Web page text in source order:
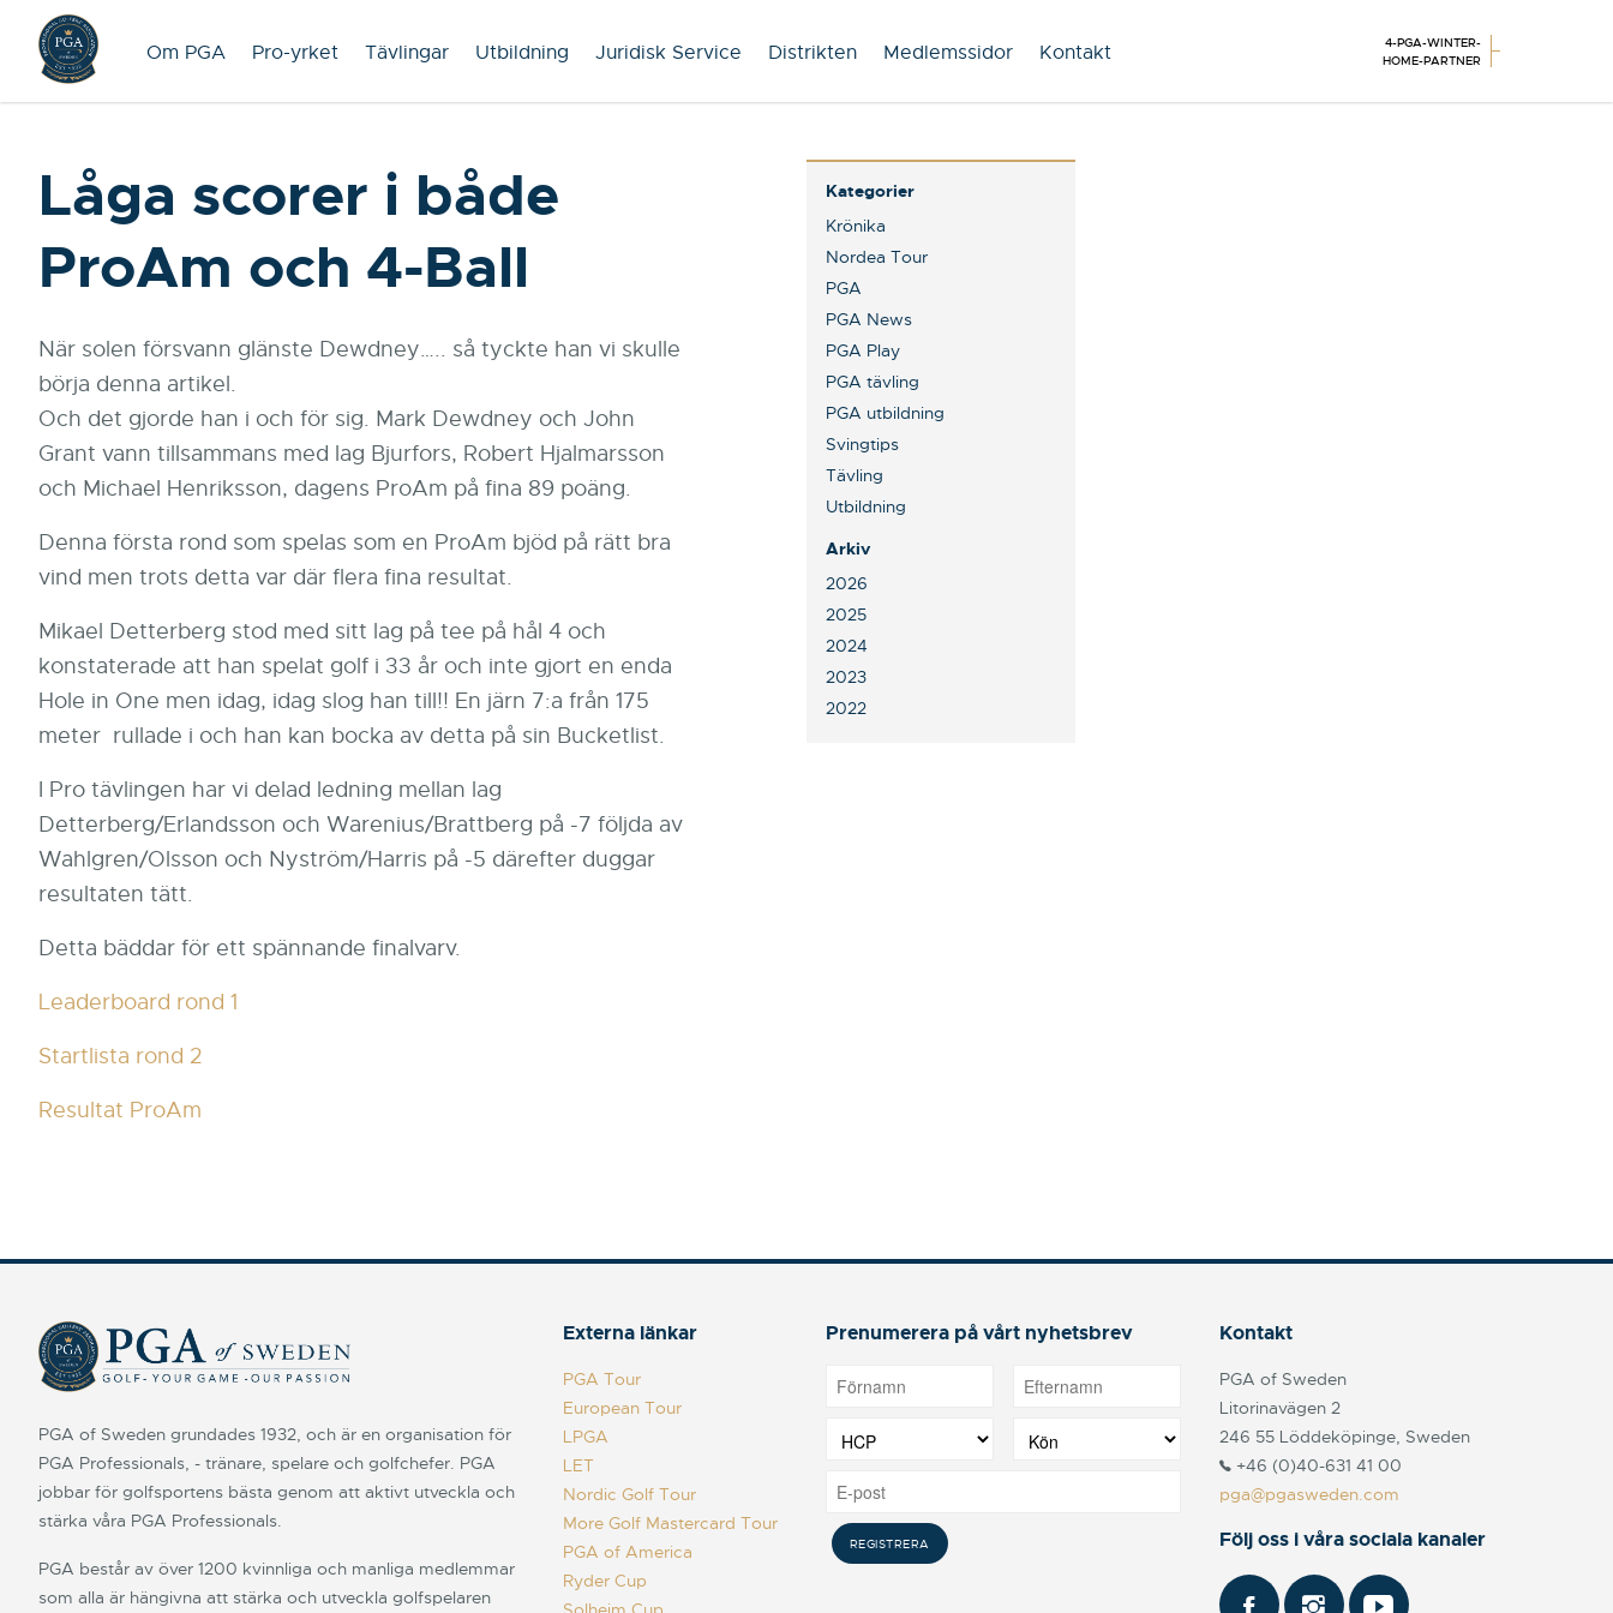
Om PGA Pro-yrket Tävlingar Utbildning Juridisk Service Distrikten Medlemssidor Kontakt
4-PGA-WINTER-
HOME-PARTNER
Låga scorer i både
ProAm och 4-Ball
När solen försvann glänste Dewdney….. så tyckte han vi skulle
börja denna artikel.
Och det gjorde han i och för sig. Mark Dewdney och John
Grant vann tillsammans med lag Bjurfors, Robert Hjalmarsson
och Michael Henriksson, dagens ProAm på fina 89 poäng.
Denna första rond som spelas som en ProAm bjöd på rätt bra
vind men trots detta var där flera fina resultat.
Mikael Detterberg stod med sitt lag på tee på hål 4 och
konstaterade att han spelat golf i 33 år och inte gjort en enda
Hole in One men idag, idag slog han till!! En järn 7:a från 175
meter rullade i och han kan bocka av detta på sin Bucketlist.
I Pro tävlingen har vi delad ledning mellan lag
Detterberg/Erlandsson och Warenius/Brattberg på -7 följda av
Wahlgren/Olsson och Nyström/Harris på -5 därefter duggar
resultaten tätt.
Detta bäddar för ett spännande finalvarv.
Leaderboard rond 1
Startlista rond 2
Resultat ProAm
Kategorier
Krönika
Nordea Tour
PGA
PGA News
PGA Play
PGA tävling
PGA utbildning
Svingtips
Tävling
Utbildning
Arkiv
2026
2025
2024
2023
2022
PGA of Sweden grundades 1932, och är en organisation för
PGA Professionals, - tränare, spelare och golfchefer. PGA
jobbar för golfsportens bästa genom att aktivt utveckla och
stärka våra PGA Professionals.
PGA består av över 1200 kvinnliga och manliga medlemmar
som alla är hängivna att stärka och utveckla golfspelaren
Externa länkar
PGA Tour
European Tour
LPGA
LET
Nordic Golf Tour
More Golf Mastercard Tour
PGA of America
Ryder Cup
Prenumerera på vårt nyhetsbrev Kontakt
PGA of Sweden
Litorinavägen 2
246 55 Löddeköpinge, Sweden
+46 (0)40-631 41 00
pga@pgasweden.com
Följ oss i våra sociala kanaler